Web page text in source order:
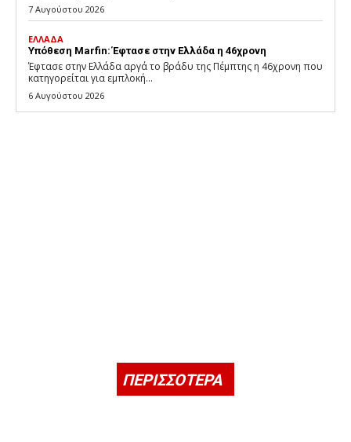
7 Αυγούστου 2026
ΕΛΛΑΔΑ
Υπόθεση Marfin: Έφτασε στην Ελλάδα η 46χρονη
Έφτασε στην Ελλάδα αργά το βράδυ της Πέμπτης η 46χρονη που
κατηγορείται για εμπλοκή...
6 Αυγούστου 2026
ΠΕΡΙΣΣΟΤΕΡΑ